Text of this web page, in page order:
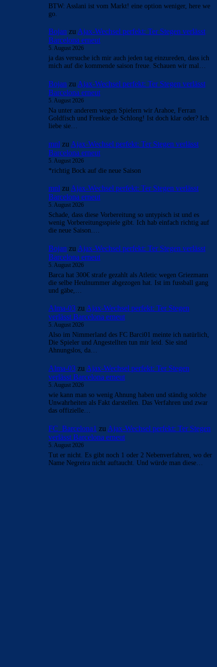
BTW: Asslani ist vom Markt! eine option weniger, here we
go.
Bojan zu Ajax-Wechsel perfekt: Ter Stegen verlässt
Barcelona erneut
5. August 2026
ja das versuche ich mir auch jeden tag einzureden, dass ich
mich auf die kommende saison freue. Schauen wir mal…
Bojan zu Ajax-Wechsel perfekt: Ter Stegen verlässt
Barcelona erneut
5. August 2026
Na unter anderem wegen Spielern wir Arahoe, Ferran
Goldfisch und Frenkie de Schlong! Ist doch klar oder? Ich
liebe sie…
mnl zu Ajax-Wechsel perfekt: Ter Stegen verlässt
Barcelona erneut
5. August 2026
*richtig Bock auf die neue Saison
mnl zu Ajax-Wechsel perfekt: Ter Stegen verlässt
Barcelona erneut
5. August 2026
Schade, dass diese Vorbereitung so untypisch ist und es
wenig Vorbereitungsspiele gibt. Ich hab einfach richtig auf
die neue Saison.…
Bojan zu Ajax-Wechsel perfekt: Ter Stegen verlässt
Barcelona erneut
5. August 2026
Barca hat 300€ strafe gezahlt als Atletic wegen Griezmann
die selbe Heulnummer abgezogen hat. Ist im fussball gang
und gäbe,…
Alma-03 zuAjax-Wechsel perfekt: Ter Stegen
verlässt Barcelona erneut
5. August 2026
Also im Nimmerland des FC Barci01 meinte ich natürlich,
Die Spieler und Angestellten tun mir leid. Sie sind
Ahnungslos, da…
Alma-03 zu Ajax-Wechsel perfekt: Ter Stegen
verlässt Barcelona erneut
5. August 2026
wie kann man so wenig Ahnung haben und ständig solche
Unwahrheiten als Fakt darstellen. Das Verfahren und zwar
das offizielle…
FC_Barcelona1 zu Ajax-Wechsel perfekt: Ter Stegen
verlässt Barcelona erneut
5. August 2026
Tut er nicht. Es gibt noch 1 oder 2 Nebenverfahren, wo der
Name Negreira nicht auftaucht. Und würde man diese…